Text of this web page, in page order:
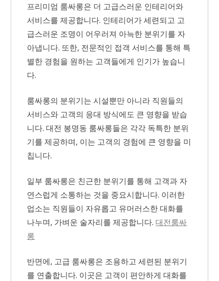
프리미엄 룸싸롱은 더 고급스러운 인테리어와
서비스를 제공합니다. 인테리어가 세련되고 고
급스러운 조명이 어우러져 아늑한 분위기를 자
아냅니다. 또한, 전문적인 접객 서비스를 통해 특
별한 경험을 원하는 고객들에게 인기가 높습니
다.
룸싸롱의 분위기는 시설뿐만 아니라 직원들의
서비스와 고객의 응대 방식에도 큰 영향을 받습
니다. 대전 봉명동 룸싸롱들은 각각 독특한 분위
기를 제공하며, 이는 고객의 경험에 큰 영향을 미
칩니다.
일부 룸싸롱은 친근한 분위기를 통해 고객과 자
연스럽게 소통하는 것을 중요시합니다. 이러한
업소는 직원들이 자유롭고 유머러스한 대화를
나누며, 가벼운 술자리를 제공합니다.대전룸싸
롱
반면에, 고급 룸싸롱은 조용하고 세련된 분위기
를 연출합니다. 이곳은 고객이 편안하게 대화를